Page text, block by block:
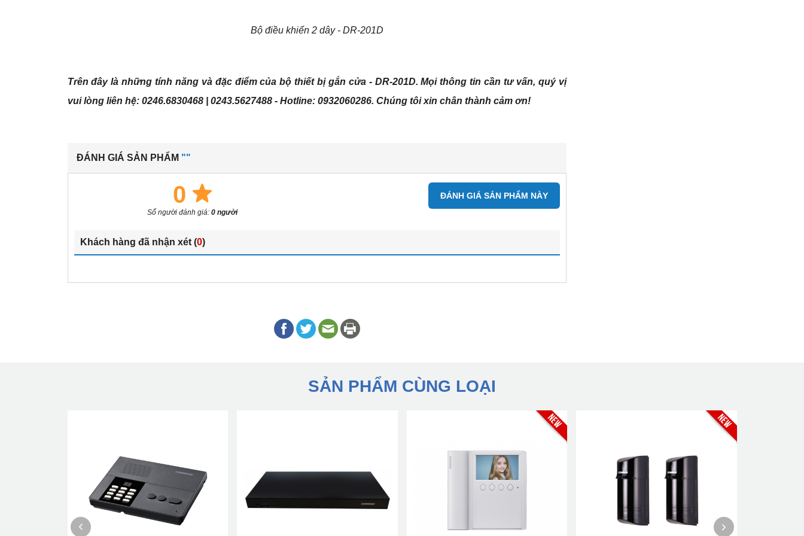
Bộ điều khiển 2 dây - DR-201D
Trên đây là những tính năng và đặc điểm của bộ thiết bị gắn cửa - DR-201D. Mọi thông tin cần tư vấn, quý vị
vui lòng liên hệ: 0246.6830468 | 0243.5627488 - Hotline: 0932060286. Chúng tôi xin chân thành cảm ơn!
ĐÁNH GIÁ SẢN PHẨM ""
0
Số người đánh giá: 0 người
ĐÁNH GIÁ SẢN PHẨM NÀY
Khách hàng đã nhận xét (0)
SẢN PHẨM CÙNG LOẠI